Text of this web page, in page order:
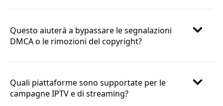
Questo aiuterà a bypassare le segnalazioni
DMCA o le rimozioni del copyright?
Quali piattaforme sono supportate per le
campagne IPTV e di streaming?